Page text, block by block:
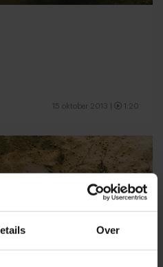
Over
15 oktober 2013 1:20